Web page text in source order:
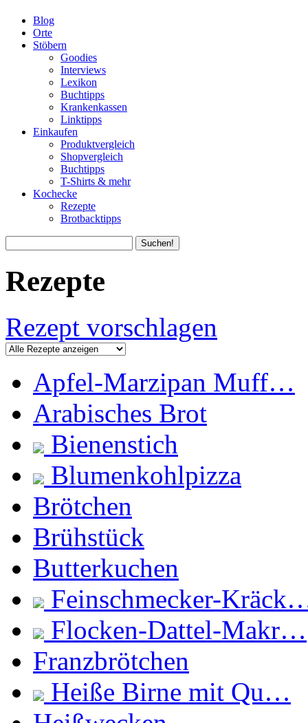
Blog
Orte
Stöbern
Goodies
Interviews
Lexikon
Buchtipps
Krankenkassen
Linktipps
Einkaufen
Produktvergleich
Shopvergleich
Buchtipps
T-Shirts & mehr
Kochecke
Rezepte
Brotbacktipps
Rezepte
Rezept vorschlagen
Apfel-Marzipan Muff…
Arabisches Brot
Bienenstich
Blumenkohlpizza
Brötchen
Brühstück
Butterkuchen
Feinschmecker-
Flocken-Dattel-Makr…
Franzbrötchen
Heiße Birne mit Qu…